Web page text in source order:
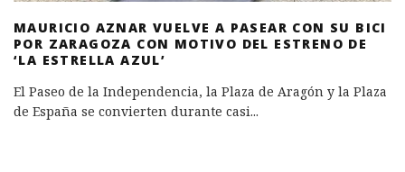
MAURICIO AZNAR VUELVE A PASEAR CON SU BICI
POR ZARAGOZA CON MOTIVO DEL ESTRENO DE
‘LA ESTRELLA AZUL’
El Paseo de la Independencia, la Plaza de Aragón y la Plaza
de España se convierten durante casi...